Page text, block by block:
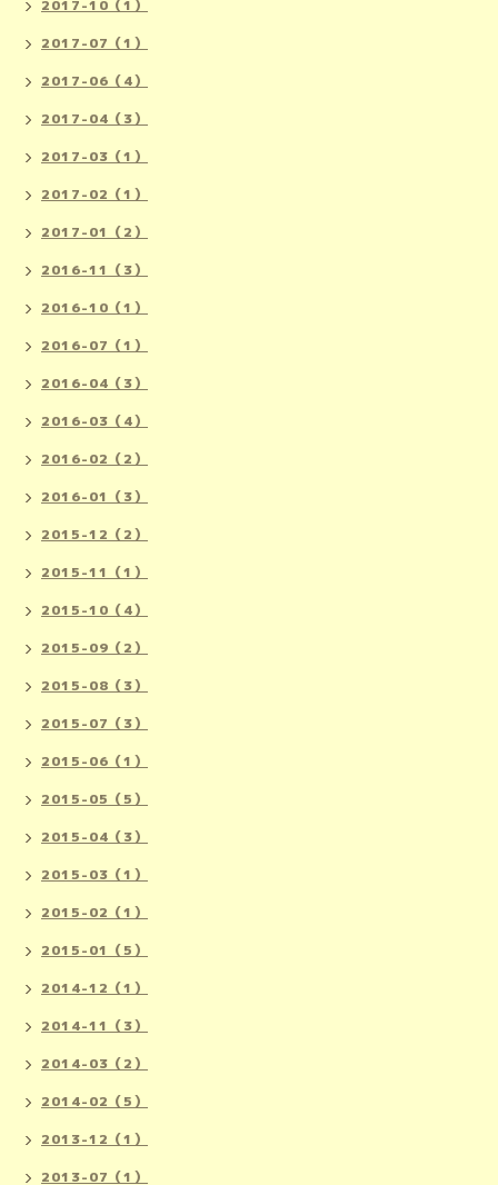
2017-10（1）
2017-07（1）
2017-06（4）
2017-04（3）
2017-03（1）
2017-02（1）
2017-01（2）
2016-11（3）
2016-10（1）
2016-07（1）
2016-04（3）
2016-03（4）
2016-02（2）
2016-01（3）
2015-12（2）
2015-11（1）
2015-10（4）
2015-09（2）
2015-08（3）
2015-07（3）
2015-06（1）
2015-05（5）
2015-04（3）
2015-03（1）
2015-02（1）
2015-01（5）
2014-12（1）
2014-11（3）
2014-03（2）
2014-02（5）
2013-12（1）
2013-07（1）